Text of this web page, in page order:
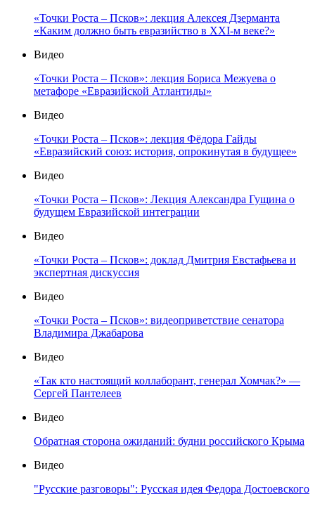
«Точки Роста – Псков»: лекция Алексея Дзерманта
«Каким должно быть евразийство в XXI-м веке?»
Видео
«Точки Роста – Псков»: лекция Бориса Межуева о
метафоре «Евразийской Атлантиды»
Видео
«Точки Роста – Псков»: лекция Фёдора Гайды
«Евразийский союз: история, опрокинутая в будущее»
Видео
«Точки Роста – Псков»: Лекция Александра Гущина о
будущем Евразийской интеграции
Видео
«Точки Роста – Псков»: доклад Дмитрия Евстафьева и
экспертная дискуссия
Видео
«Точки Роста – Псков»: видеоприветствие сенатора
Владимира Джабарова
Видео
«Так кто настоящий коллаборант, генерал Хомчак?» —
Сергей Пантелеев
Видео
Обратная сторона ожиданий: будни российского Крыма
Видео
"Русские разговоры": Русская идея Федора Достоевского